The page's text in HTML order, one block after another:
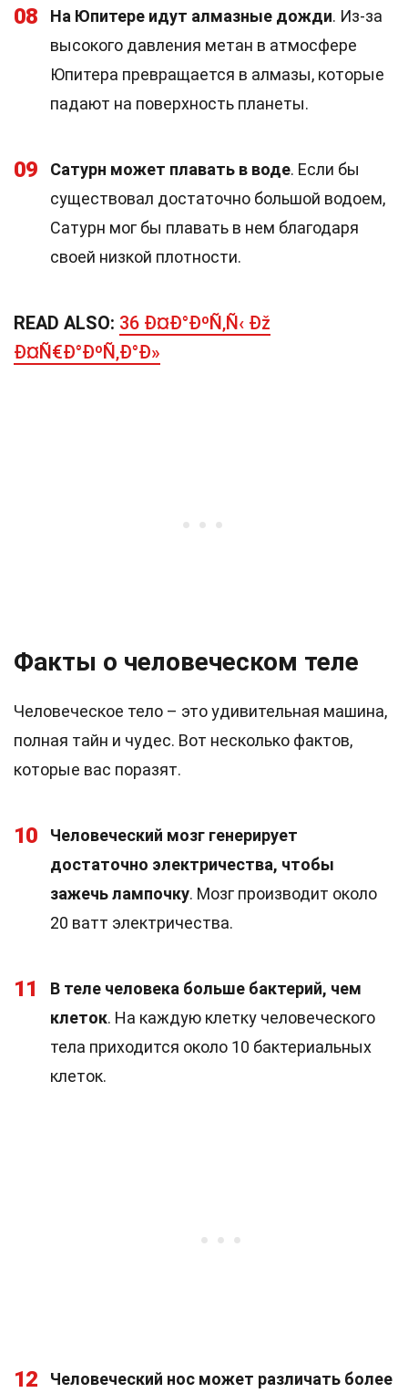
08 На Юпитере идут алмазные дожди. Из-за
высокого давления метан в атмосфере
Юпитера превращается в алмазы, которые
падают на поверхность планеты.
09 Сатурн может плавать в воде. Если бы
существовал достаточно большой водоем,
Сатурн мог бы плавать в нем благодаря
своей низкой плотности.
READ ALSO: 36 Ð¤Ð°ÐºÑ‚Ñ‹ Ðž
Ð¤Ñ€Ð°ÐºÑ‚Ð°Ð»
Факты о человеческом теле
Человеческое тело – это удивительная машина,
полная тайн и чудес. Вот несколько фактов,
которые вас поразят.
10
Человеческий мозг генерирует
достаточно электричества, чтобы
зажечь лампочку. Мозг производит около
20 ватт электричества.
11
В теле человека больше бактерий, чем
клеток. На каждую клетку человеческого
тела приходится около 10 бактериальных
клеток.
12
Человеческий нос может различать более